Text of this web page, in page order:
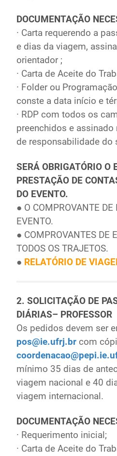
DOCUMENTAÇÃO
· Carta requerendo a
e dias da viagem,
orientador ;
· Carta de Aceite do
· Folder ou
conste a data início e
· RDP com todos os
preenchidos e assinado
de responsabilidade
SERÁ OBRIGATÓRIO O
PRESTAÇÃO DE
DO EVENTO.
● O COMPROVANTE DE
EVENTO.
● COMPROVANTES DE
TODOS OS TRAJETOS.
● RELATÓRIO DE
2. SOLICITAÇÃO DE
DIÁRIAS– PROFESSOR
Os pedidos devem ser
pos@ie.ufrj.brcom
mínimo 35 dias de
viagem nacional e 40
viagem internacional.
DOCUMENTAÇÃO
· Requerimento inicial;
· Carta de Aceite do